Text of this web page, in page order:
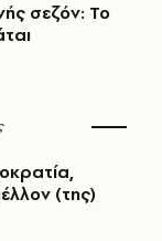
σεζόν: Το
(της)